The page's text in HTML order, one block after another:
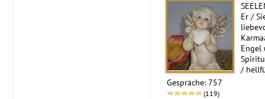
Er /
Engel
/
Gespräche: 757
(119)